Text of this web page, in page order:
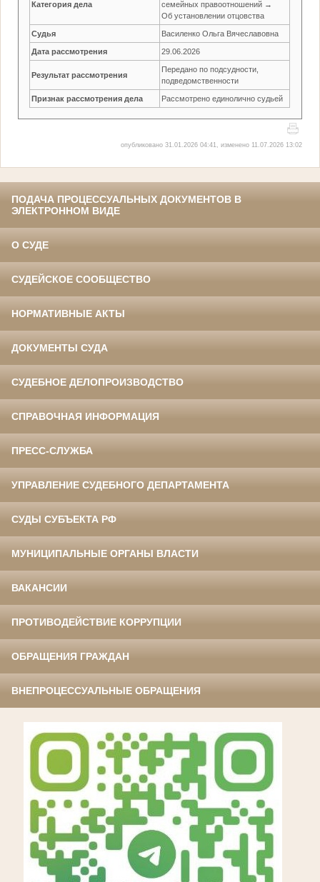
Категория дела
семейных правоотношений →
Об установлении отцовства
Судья Василенко Ольга Вячеславовна
Дата рассмотрения 29.06.2026
Результат рассмотрения
Передано по подсудности,
подведомственности
Признак рассмотрения дела Рассмотрено единолично судьей
опубликовано 31.01.2026 04:41, изменено 11.07.2026 13:02
ПОДАЧА ПРОЦЕССУАЛЬНЫХ ДОКУМЕНТОВ В
ЭЛЕКТРОННОМ ВИДЕ
О СУДЕ
СУДЕЙСКОЕ СООБЩЕСТВО
НОРМАТИВНЫЕ АКТЫ
ДОКУМЕНТЫ СУДА
СУДЕБНОЕ ДЕЛОПРОИЗВОДСТВО
СПРАВОЧНАЯ ИНФОРМАЦИЯ
ПРЕСС-СЛУЖБА
УПРАВЛЕНИЕ СУДЕБНОГО ДЕПАРТАМЕНТА
СУДЫ СУБЪЕКТА РФ
МУНИЦИПАЛЬНЫЕ ОРГАНЫ ВЛАСТИ
ВАКАНСИИ
ПРОТИВОДЕЙСТВИЕ КОРРУПЦИИ
ОБРАЩЕНИЯ ГРАЖДАН
ВНЕПРОЦЕССУАЛЬНЫЕ ОБРАЩЕНИЯ